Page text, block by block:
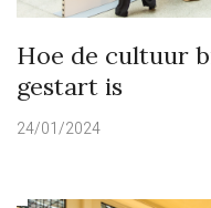
Hoe de cultuur
gestart is
24/01/2024